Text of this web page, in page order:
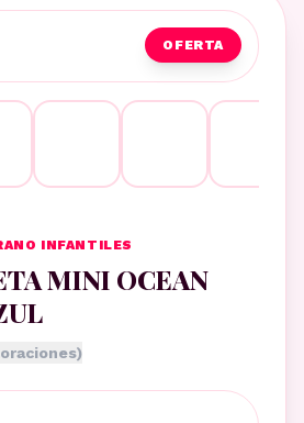
OFERTA
INFANTILES
MINI OCEAN